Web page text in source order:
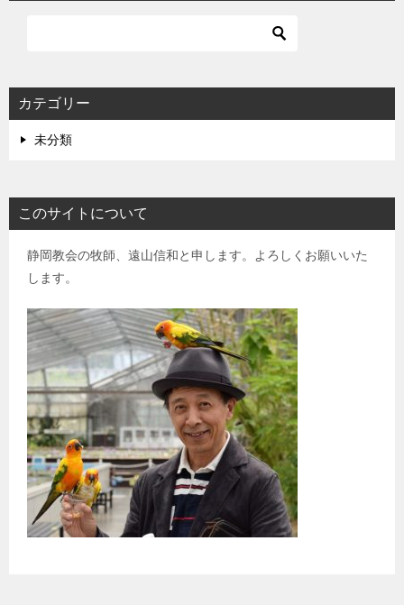
カテゴリー
未分類
このサイトについて
静岡教会の牧師、遠山信和と申します。よろしくお願いいた
します。